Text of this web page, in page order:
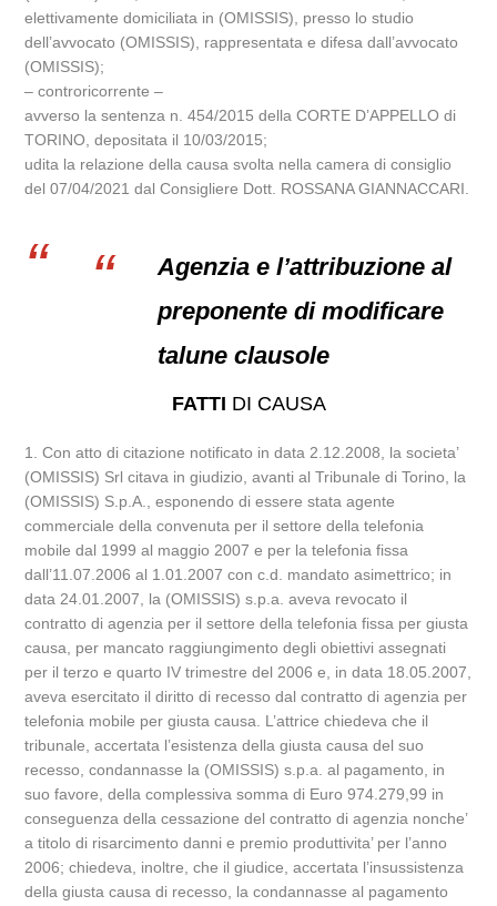
elettivamente domiciliata in (OMISSIS), presso lo studio
dell’avvocato (OMISSIS), rappresentata e difesa dall’avvocato
(OMISSIS);
– controricorrente –
avverso la sentenza n. 454/2015 della CORTE D’APPELLO di
TORINO, depositata il 10/03/2015;
udita la relazione della causa svolta nella camera di consiglio
del 07/04/2021 dal Consigliere Dott. ROSSANA GIANNACCARI.
Agenzia e l’attribuzione al
preponente di modificare
talune clausole
FATTI DI CAUSA
1. Con atto di citazione notificato in data 2.12.2008, la societa’
(OMISSIS) Srl citava in giudizio, avanti al Tribunale di Torino, la
(OMISSIS) S.p.A., esponendo di essere stata agente
commerciale della convenuta per il settore della telefonia
mobile dal 1999 al maggio 2007 e per la telefonia fissa
dall’11.07.2006 al 1.01.2007 con c.d. mandato asimettrico; in
data 24.01.2007, la (OMISSIS) s.p.a. aveva revocato il
contratto di agenzia per il settore della telefonia fissa per giusta
causa, per mancato raggiungimento degli obiettivi assegnati
per il terzo e quarto IV trimestre del 2006 e, in data 18.05.2007,
aveva esercitato il diritto di recesso dal contratto di agenzia per
telefonia mobile per giusta causa. L’attrice chiedeva che il
tribunale, accertata l’esistenza della giusta causa del suo
recesso, condannasse la (OMISSIS) s.p.a. al pagamento, in
suo favore, della complessiva somma di Euro 974.279,99 in
conseguenza della cessazione del contratto di agenzia nonche’
a titolo di risarcimento danni e premio produttivita’ per l’anno
2006; chiedeva, inoltre, che il giudice, accertata l’insussistenza
della giusta causa di recesso, la condannasse al pagamento